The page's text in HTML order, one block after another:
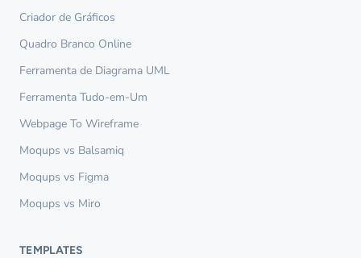
Criador de Gráficos
Quadro Branco Online
Ferramenta de Diagrama UML
Ferramenta Tudo-em-Um
Webpage To Wireframe
Moqups vs Balsamiq
Moqups vs Figma
Moqups vs Miro
TEMPLATES